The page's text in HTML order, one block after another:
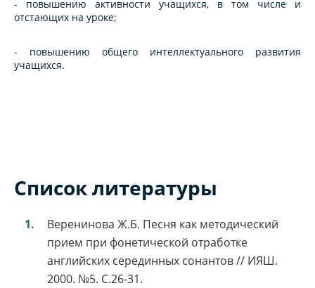
- повышению активности учащихся, в том числе и
отстающих на уроке;
- повышению общего интеллектуального развития
учащихся.
Список литературы
Веренинова Ж.Б. Песня как методический
прием при фонетической отработке
английских серединных сонантов // ИЯШ.
2000. №5. С.26-31.